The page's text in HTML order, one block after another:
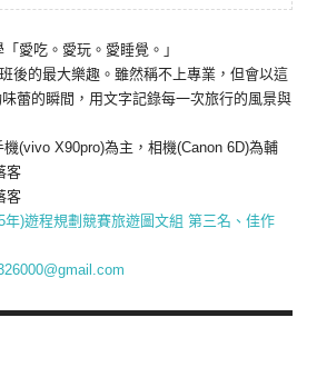
愛吃。愛玩。愛睡覺。」
後的最大樂趣。雖然稱不上專業，但會以這
蕾的瞬間，用文字記錄每一次旅行的風景與
(vivo X90pro)為主，相機(Canon 6D)為輔
客
客
年)遊程規劃競賽旅遊圖文組 第三名、佳作